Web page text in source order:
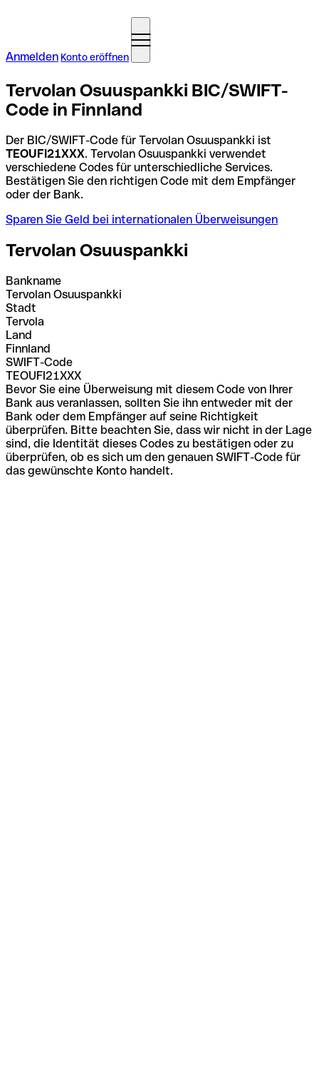
Anmelden Konto eröffnen
Tervolan Osuuspankki BIC/SWIFT-
Code in Finnland
Der BIC/SWIFT-Code für Tervolan Osuuspankki ist
TEOUFI21XXX. Tervolan Osuuspankki verwendet
verschiedene Codes für unterschiedliche Services.
Bestätigen Sie den richtigen Code mit dem Empfänger
oder der Bank.
Sparen Sie Geld bei internationalen Überweisungen
Tervolan Osuuspankki
Bankname
Tervolan Osuuspankki
Stadt
Tervola
Land
Finnland
SWIFT-Code
TEOUFI21XXX
Bevor Sie eine Überweisung mit diesem Code von Ihrer
Bank aus veranlassen, sollten Sie ihn entweder mit der
Bank oder dem Empfänger auf seine Richtigkeit
überprüfen. Bitte beachten Sie, dass wir nicht in der Lage
sind, die Identität dieses Codes zu bestätigen oder zu
überprüfen, ob es sich um den genauen SWIFT-Code für
das gewünschte Konto handelt.